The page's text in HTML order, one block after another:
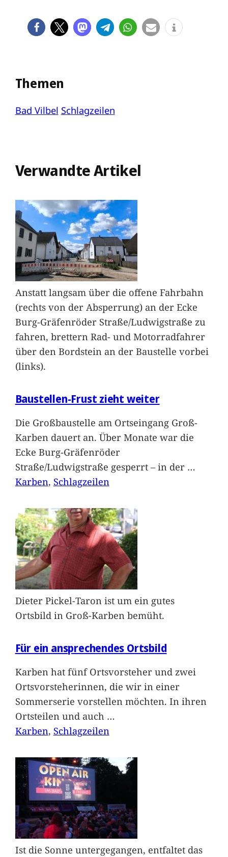
Themen
Bad Vilbel Schlagzeilen
Verwandte Artikel
Anstatt langsam über die offene Fahrbahn
(rechts von der Absperrung) an der Ecke
Burg-Gräfenröder Straße/Ludwigstraße zu
fahren, brettern Rad- und Motorradfahrer
über den Bordstein an der Baustelle vorbei
(links).
Baustellen-Frust zieht weiter
Die Großbaustelle am Ortseingang Groß-
Karben dauert an. Über Monate war die
Ecke Burg-Gräfenröder
Straße/Ludwigstraße gesperrt – in der …
Karben, Schlagzeilen
Dieter Pickel-Taron ist um ein gutes
Ortsbild in Groß-Karben bemüht.
Für ein ansprechendes Ortsbild
Karben hat fünf Ortsvorsteher und zwei
Ortsvorsteherinnen, die wir in einer
Sommerserie vorstellen möchten. In ihren
Ortsteilen und auch …
Karben, Schlagzeilen
Ist die Sonne untergegangen, entfaltet das